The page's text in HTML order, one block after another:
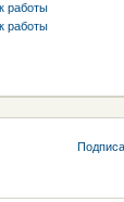
работы
работы